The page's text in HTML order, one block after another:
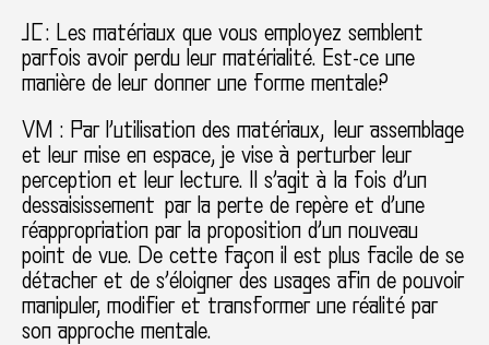
JC : Les matériaux que vous employez semblent
parfois avoir perdu leur matérialité. Est-ce une
manière de leur donner une forme mentale?
VM : Par l’utilisation des matériaux, leur assemblage
et leur mise en espace, je vise à perturber leur
perception et leur lecture. Il s’agit à la fois d’un
dessaisissement par la perte de repère et d’une
réappropriation par la proposition d’un nouveau
point de vue. De cette façon il est plus facile de se
détacher et de s’éloigner des usages afin de pouvoir
manipuler, modifier et transformer une réalité par
son approche mentale.